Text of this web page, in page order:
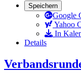
Speichern
Google
Yahoo
In
Details